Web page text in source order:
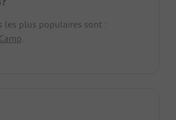
les plus populaires sont :